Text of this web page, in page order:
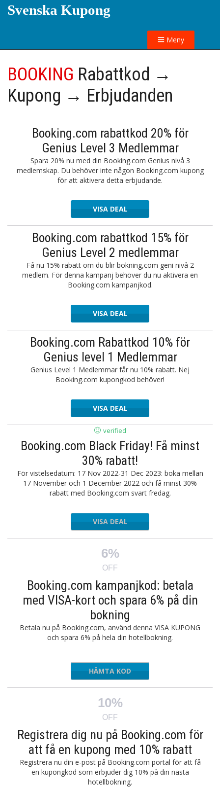
Svenska Kupong
Meny
BOOKING Rabattkod →
Kupong → Erbjudanden
Booking.com rabattkod 20% för
Genius Level 3 Medlemmar
Spara 20% nu med din Booking.com Genius nivå 3
medlemskap. Du behöver inte någon Booking.com kupong
för att aktivera detta erbjudande.
VISA DEAL
Booking.com rabattkod 15% för
Genius Level 2 medlemmar
Få nu 15% rabatt om du blir bokning,com geni nivå 2
medlem. För denna kampanj behöver du nu aktivera en
Booking.com kampanjkod.
VISA DEAL
Booking.com Rabattkod 10% för
Genius level 1 Medlemmar
Genius Level 1 Medlemmar får nu 10% rabatt. Nej
Booking.com kupongkod behöver!
VISA DEAL
verified
Booking.com Black Friday! Få minst
30% rabatt!
För vistelsedatum: 17 Nov 2022-31 Dec 2023: boka mellan
17 November och 1 December 2022 och få minst 30%
rabatt med Booking.com svart fredag.
VISA DEAL
6%
OFF
Booking.com kampanjkod: betala
med VISA-kort och spara 6% på din
bokning
Betala nu på Booking.com, använd denna VISA KUPONG
och spara 6% på hela din hotellbokning.
ISABKNG
HÄMTA KOD
10%
OFF
Registrera dig nu på Booking.com för
att få en kupong med 10% rabatt
Registrera nu din e-post på Booking.com portal för att få
en kupongkod som erbjuder dig 10% på din nästa
hotellbokning.